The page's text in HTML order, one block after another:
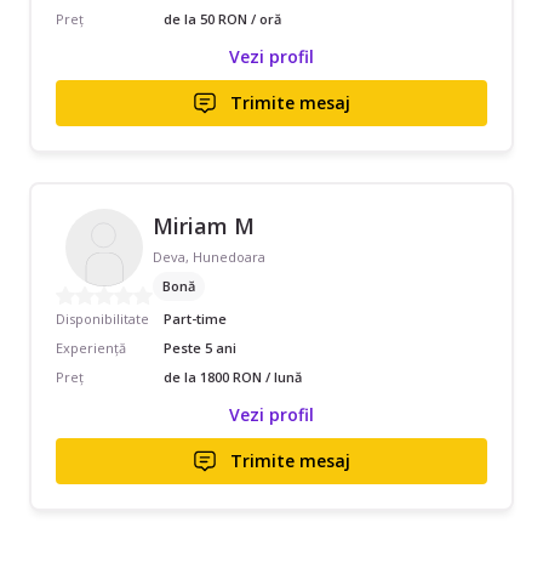
Preț
de la 50 RON / oră
Vezi profil
Trimite mesaj
Miriam M
Deva, Hunedoara
Bonă
Disponibilitate
Part-time
Experiență
Peste 5 ani
Preț
de la 1800 RON / lună
Vezi profil
Trimite mesaj